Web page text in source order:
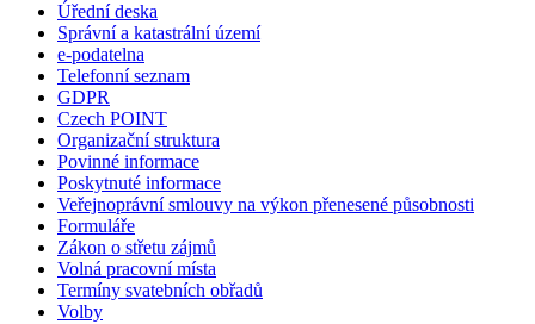
Úřední deska
Správní a katastrální území
e-podatelna
Telefonní seznam
GDPR
Czech POINT
Organizační struktura
Povinné informace
Poskytnuté informace
Veřejnoprávní smlouvy na výkon přenesené působnosti
Formuláře
Zákon o střetu zájmů
Volná pracovní místa
Termíny svatebních obřadů
Volby